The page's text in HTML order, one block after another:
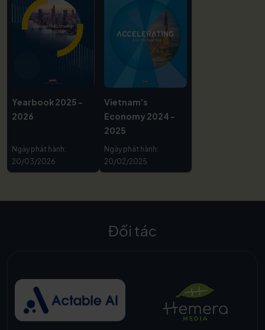
Yearbook 2025 -
2026
Ngày phát hành:
20/03/2026
Vietnam's
Economy 2024 -
2025
Ngày phát hành:
20/02/2025
Đối tác